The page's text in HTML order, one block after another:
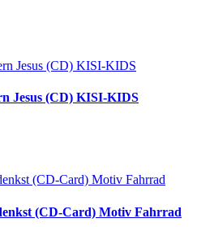
Jesus (CD) KISI-KIDS
(CD-Card) Motiv Fahrrad